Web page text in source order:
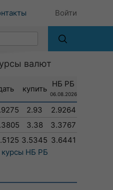
Войти
валют
купить
НБ РБ
06.08.2026
2.93
2.9264
3.38
3.3767
3.5345 3.6441
НБ РБ